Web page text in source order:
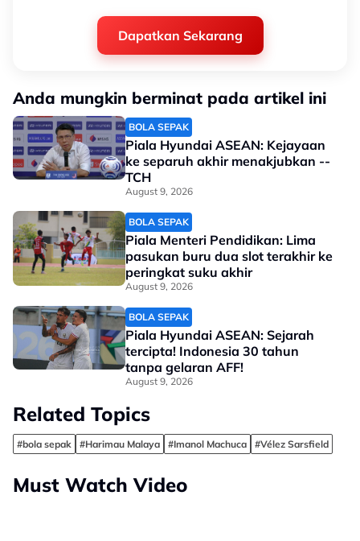
Dapatkan Sekarang
Anda mungkin berminat pada artikel ini
BOLA SEPAK
Piala Hyundai ASEAN: Kejayaan
ke separuh akhir menakjubkan --
TCH
August 9, 2026
BOLA SEPAK
Piala Menteri Pendidikan: Lima
pasukan buru dua slot terakhir ke
peringkat suku akhir
August 9, 2026
BOLA SEPAK
Piala Hyundai ASEAN: Sejarah
tercipta! Indonesia 30 tahun
tanpa gelaran AFF!
August 9, 2026
Related Topics
#bola sepak #Harimau Malaya #Imanol Machuca #Vélez Sarsfield
Must Watch Video